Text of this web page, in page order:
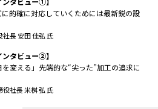
的確に対応していくためには最新鋭の設
長 安田 佳弘 氏
ンタビュー②】
を変える」先端的な“尖った”加工の追求に
社長 米桝 弘 氏